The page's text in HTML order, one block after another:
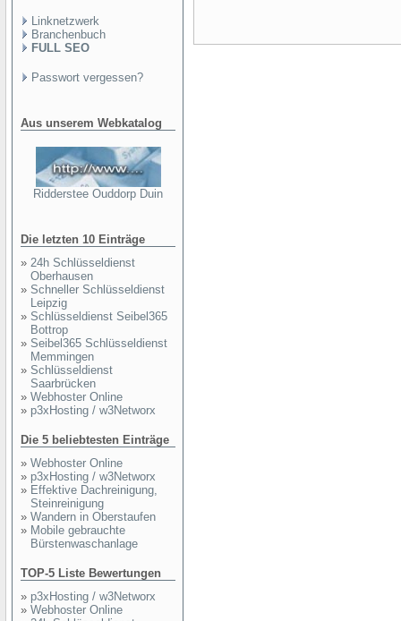
Linknetzwerk
Branchenbuch
FULL SEO
Passwort vergessen?
Aus unserem Webkatalog
Ridderstee Ouddorp Duin
Die letzten 10 Einträge
» 24h Schlüsseldienst
Oberhausen
» Schneller Schlüsseldienst
Leipzig
» Schlüsseldienst Seibel365
Bottrop
» Seibel365 Schlüsseldienst
Memmingen
» Schlüsseldienst
Saarbrücken
» Webhoster Online
» p3xHosting / w3Networx
Die 5 beliebtesten Einträge
» Webhoster Online
» p3xHosting / w3Networx
» Effektive Dachreinigung,
Steinreinigung
» Wandern in Oberstaufen
» Mobile gebrauchte
Bürstenwaschanlage
TOP-5 Liste Bewertungen
» p3xHosting / w3Networx
» Webhoster Online